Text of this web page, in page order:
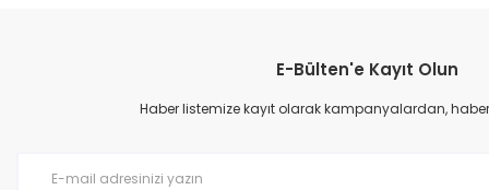
Ürün resmi kalitesiz, bozuk veya görüntülenemiyor.
Ürün açıklamasında eksik bilgiler bulunuyor.
E-Bülten'e Kayıt Olun
Haber listemize kayıt olarak kampanyalardan,